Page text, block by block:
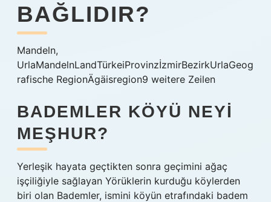
BAĞLIDIR?
Mandeln,
UrlaMandelnLandTürkeiProvinzİzmirBezirkUrlaGeog
rafische RegionÄgäisregion9 weitere Zeilen
BADEMLER KÖYÜ NEYI
MEŞHUR?
Yerleşik hayata geçtikten sonra geçimini ağaç
işçiliğiyle sağlayan Yörüklerin kurduğu köylerden
biri olan Bademler, ismini köyün etrafındaki badem